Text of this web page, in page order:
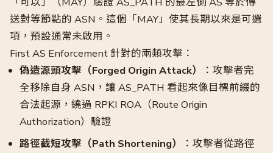
送對等節點的 ASN。這個「MAY」使其長期以來是可選
項，預設通常未啟用。
First AS Enforcement 針對的兩類攻擊：
偽造源頭攻擊（Forged Origin Attack）
：攻擊者完
全移除自身 ASN，讓 AS_PATH 看起來像目標前綴的
合法起源，繞過 RPKI ROA（Route Origin
Authorization）驗證
路徑截短攻擊（Path Shortening）
：攻擊者從路徑